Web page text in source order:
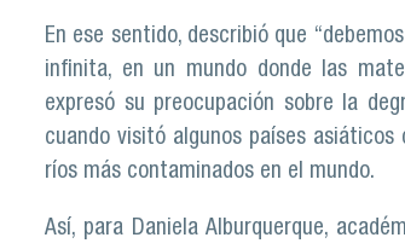
En ese sentido, describió que
infinita, en un mundo donde las
expresó su preocupación sobre la
cuando visitó algunos países
ríos más contaminados en el mundo.
Así, para Daniela Alburquerque,